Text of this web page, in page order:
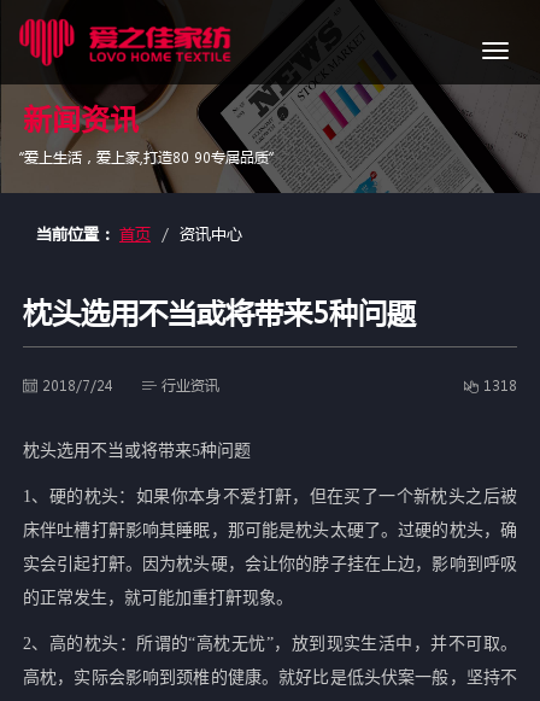
导
航
新闻资讯
“爱上生活，爱上家,打造80 90专属品质”
当前位置： 首页 资讯中心
枕头选用不当或将带来5种问题
1318
2018/7/24 行业资讯
枕头选用不当或将带来5种问题
1、硬的枕头：如果你本身不爱打鼾，但在买了一个新枕头之后被
床伴吐槽打鼾影响其睡眠，那可能是枕头太硬了。过硬的枕头，确
实会引起打鼾。因为枕头硬，会让你的脖子挂在上边，影响到呼吸
的正常发生，就可能加重打鼾现象。
2、高的枕头：所谓的“高枕无忧”，放到现实生活中，并不可取。
高枕，实际会影响到颈椎的健康。就好比是低头伏案一般，坚持不